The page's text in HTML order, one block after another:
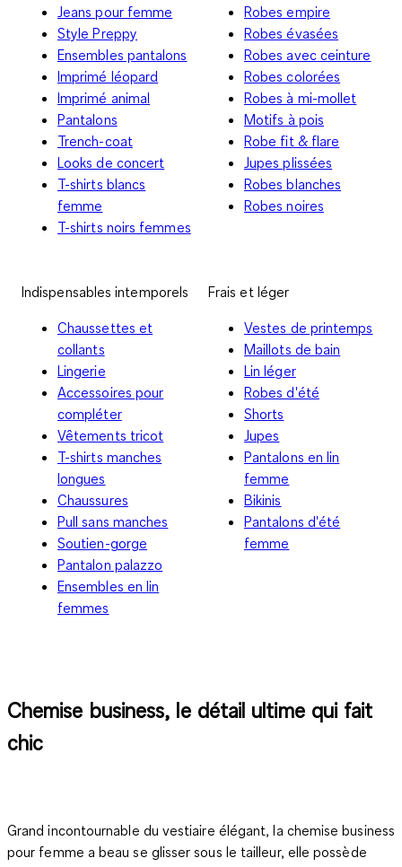
Jeans pour femme
Style Preppy
Ensembles pantalons
Imprimé léopard
Imprimé animal
Pantalons
Trench-coat
Looks de concert
T-shirts blancs
femme
T-shirts noirs femmes
Robes empire
Robes évasées
Robes avec ceinture
Robes colorées
Robes à mi-mollet
Motifs à pois
Robe fit & flare
Jupes plissées
Robes blanches
Robes noires
Indispensables intemporels
Chaussettes et
collants
Lingerie
Accessoires pour
compléter
Vêtements tricot
T-shirts manches
longues
Chaussures
Pull sans manches
Soutien-gorge
Pantalon palazzo
Ensembles en lin
femmes
Frais et léger
Vestes de printemps
Maillots de bain
Lin léger
Robes d'été
Shorts
Jupes
Pantalons en lin
femme
Bikinis
Pantalons d'été
femme
Chemise business, le détail ultime qui fait
chic
Grand incontournable du vestiaire élégant, la chemise business
pour femme a beau se glisser sous le tailleur, elle possède